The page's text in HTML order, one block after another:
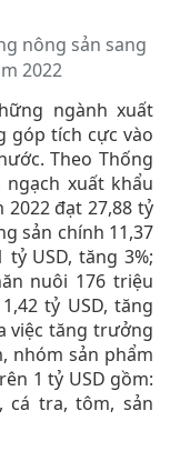
nông sản sang
2022
ngành xuất
góp tích cực vào
Theo Thống
xuất khẩu
đạt 27,88 tỷ
sản chính 11,37
tỷ USD, tăng 3%;
nuôi 176 triệu
tỷ USD, tăng
việc tăng trưởng
nhóm sản phẩm
1 tỷ USD gồm:
cá tra, tôm, sản